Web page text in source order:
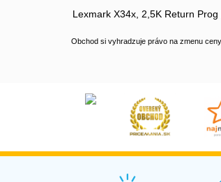
Lexmark X34x, 2,5K Return
Obchod si vyhradzuje právo na zmenu